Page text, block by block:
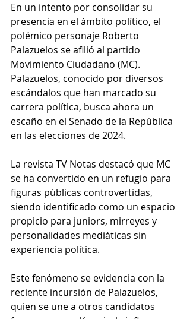
En un intento por consolidar su
presencia en el ámbito político, el
polémico personaje Roberto
Palazuelos se afilió al partido
Movimiento Ciudadano (MC).
Palazuelos, conocido por diversos
escándalos que han marcado su
carrera política, busca ahora un
escaño en el Senado de la República
en las elecciones de 2024.
La revista TV Notas destacó que MC
se ha convertido en un refugio para
figuras públicas controvertidas,
siendo identificado como un espacio
propicio para juniors, mirreyes y
personalidades mediáticas sin
experiencia política.
Este fenómeno se evidencia con la
reciente incursión de Palazuelos,
quien se une a otros candidatos